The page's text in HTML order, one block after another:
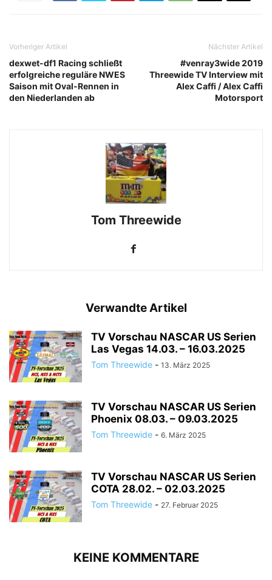
Vorheriger Artikel
dexwet-df1 Racing schließt
erfolgreiche reguläre NWES
Saison mit Oval-Rennen in
den Niederlanden ab
Nächster Artikel
#venray3wide 2019
Threewide TV Interview mit
Alex Caffi / Alex Caffi
Motorsport
Tom Threewide
Verwandte Artikel
TV Vorschau NASCAR US Serien
Las Vegas 14.03. – 16.03.2025
Tom Threewide - 13. März 2025
TV Vorschau NASCAR US Serien
Phoenix 08.03. – 09.03.2025
Tom Threewide - 6. März 2025
TV Vorschau NASCAR US Serien
COTA 28.02. – 02.03.2025
Tom Threewide - 27. Februar 2025
KEINE KOMMENTARE